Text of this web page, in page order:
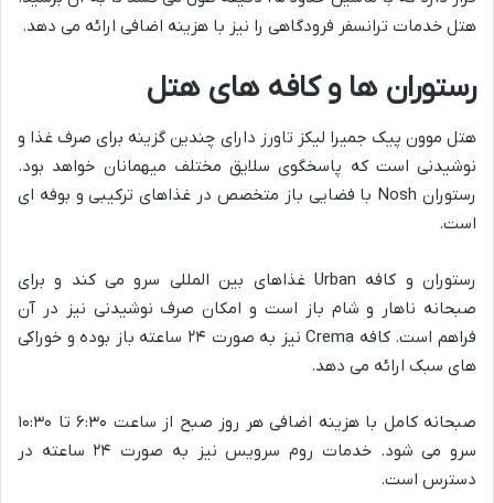
هتل خدمات ترانسفر فرودگاهی را نیز با هزینه اضافی ارائه می دهد.
رستوران ها و کافه های هتل
هتل موون پیک جمیرا لیکز تاورز دارای چندین گزینه برای صرف غذا و
نوشیدنی است که پاسخگوی سلایق مختلف میهمانان خواهد بود.
رستوران Nosh با فضایی باز متخصص در غذاهای ترکیبی و بوفه ای
است.
رستوران و کافه Urban غذاهای بین المللی سرو می کند و برای
صبحانه ناهار و شام باز است و امکان صرف نوشیدنی نیز در آن
فراهم است. کافه Crema نیز به صورت ۲۴ ساعته باز بوده و خوراکی
های سبک ارائه می دهد.
صبحانه کامل با هزینه اضافی هر روز صبح از ساعت ۶:۳۰ تا ۱۰:۳۰
سرو می شود. خدمات روم سرویس نیز به صورت ۲۴ ساعته در
دسترس است.